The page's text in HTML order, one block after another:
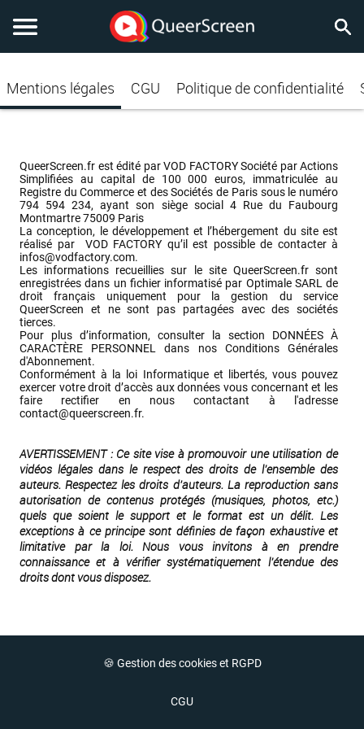
Mentions légales CGU Politique de confidentialité
QueerScreen.fr est édité par VOD FACTORY Société par Actions
Simplifiées au capital de 100 000 euros, immatriculée au
Registre du Commerce et des Sociétés de Paris sous le numéro
794 594 234, ayant son siège social 4 Rue du Faubourg
Montmartre 75009 Paris
La conception, le développement et l’hébergement du site est
infos@vodfactory.com.
Les informations recueillies sur le site QueerScreen.fr sont
enregistrées dans un fichier informatisé par Optimale SARL de
droit français uniquement pour la gestion du service
QueerScreen et ne sont pas partagées avec des sociétés
tierces.
Pour plus d’information, consulter la section DONNÉES À
CARACTÈRE PERSONNEL dans nos Conditions Générales
d'Abonnement.
Conformément à la loi Informatique et libertés, vous pouvez
exercer votre droit d’accès aux données vous concernant et les
contact@queerscreen.fr.
AVERTISSEMENT : Ce site vise à promouvoir une utilisation de
vidéos légales dans le respect des droits de l’ensemble des
auteurs. Respectez les droits d'auteurs. La reproduction sans
autorisation de contenus protégés (musiques, photos, etc.)
quels que soient le support et le format est un délit. Les
exceptions à ce principe sont définies de façon exhaustive et
limitative par la loi. Nous vous invitons à en prendre
connaissance et à vérifier systématiquement l’étendue des
droits dont vous disposez.
🍪 Gestion des cookies et RGPD
CGU